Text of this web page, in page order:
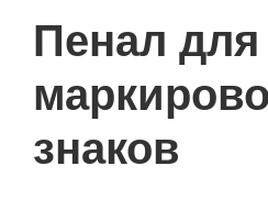
Пенал для
знаков